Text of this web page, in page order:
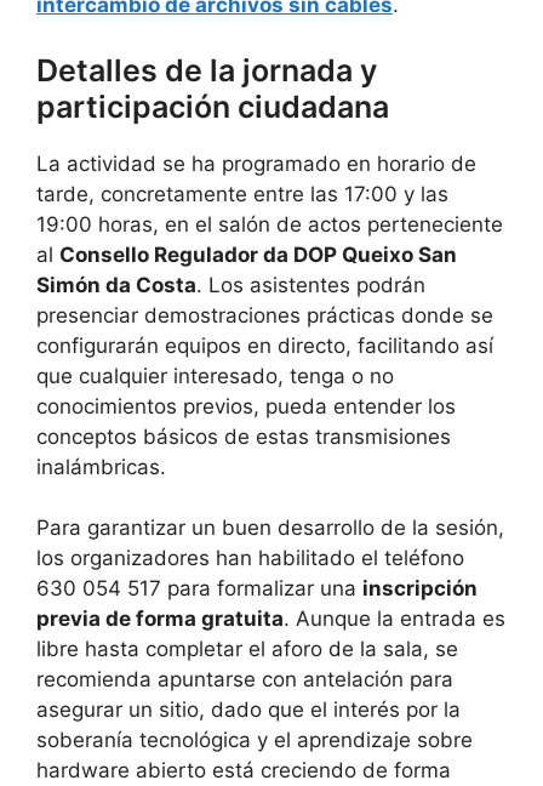
intercambio de archivos sin cables.
Detalles de la jornada y
participación ciudadana
La actividad se ha programado en horario de
tarde, concretamente entre las 17:00 y las
19:00 horas, en el salón de actos perteneciente
al Consello Regulador da DOP Queixo San
Simón da Costa. Los asistentes podrán
presenciar demostraciones prácticas donde se
configurarán equipos en directo, facilitando así
que cualquier interesado, tenga o no
conocimientos previos, pueda entender los
conceptos básicos de estas transmisiones
inalámbricas.
Para garantizar un buen desarrollo de la sesión,
los organizadores han habilitado el teléfono
630 054 517 para formalizar una inscripción
previa de forma gratuita. Aunque la entrada es
libre hasta completar el aforo de la sala, se
recomienda apuntarse con antelación para
asegurar un sitio, dado que el interés por la
soberanía tecnológica y el aprendizaje sobre
hardware abierto está creciendo de forma